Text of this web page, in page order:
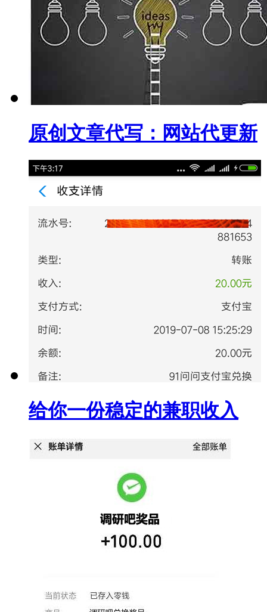
原创文章代写：网站代更新
给你一份稳定的兼职收入